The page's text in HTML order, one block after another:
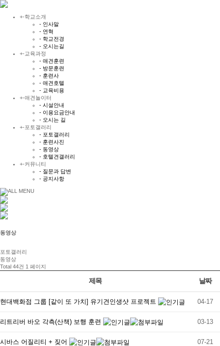
+-학교소개
- 인사말
- 연혁
- 학교전경
- 오시는길
+- 교육과정
- 애견훈련
- 방문훈련
- 훈련사
- 애견호텔
- 교육비용
+-애견놀이터
- 시설안내
- 이용요금안내
- 오시는 길
+-포토갤러리
- 포토갤러리
- 훈련사진
- 동영상
- 호텔견갤러리
+-커뮤니티
- 질문과 답변
- 공지사항
동영상
포토갤러리
동영상
Total 44건 1 페이지
제목 날짜
현대백화점 그룹 [같이 또 가치] 유기견인생샷 프로젝트 04-17
리트리버 바오 각측(산책) 보행 훈련 03-13
시바스 어질리티 + 짖어 07-21